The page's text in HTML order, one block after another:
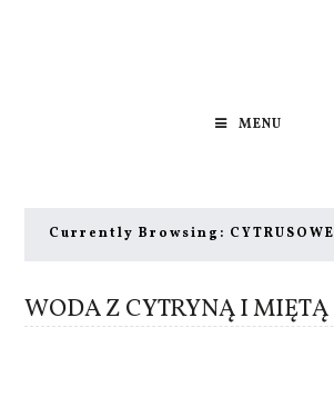
MENU
Currently Browsing: CYTRUSOWE
WODA Z CYTRYNĄ I MIĘTĄ